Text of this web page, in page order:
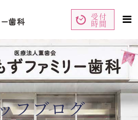
受付
時間
フブログ